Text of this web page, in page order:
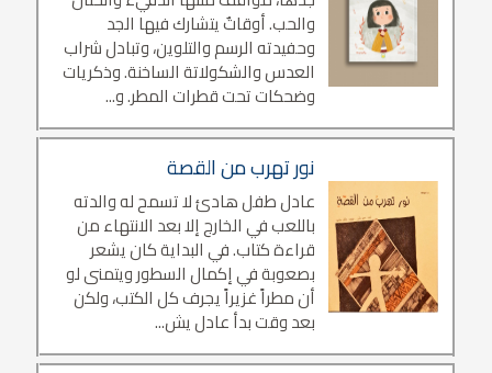
والحب. أوقاتٌ يتشارك فيها الجد
وحفيدته الرسم والتلوين، وتبادل شراب
العدس والشكولاتة الساخنة. وذكريات
وضحكات تحت قطرات المطر. و...
نور تهرب من القصة
عادل طفل هادئ لا تسمح له والدته
باللعب في الخارج إلا بعد الانتهاء من
قراءة كتاب. في البداية كان يشعر
بصعوبة في إكمال السطور ويتمنى لو
أن مطراً غزيراً يجرف كل الكتب، ولكن
بعد وقت بدأ عادل يش...